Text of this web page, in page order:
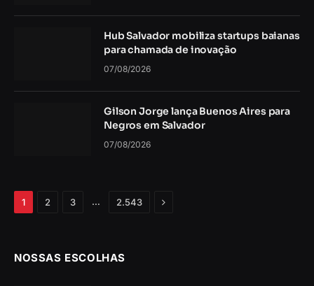
Hub Salvador mobiliza startups baianas
para chamada de inovação
07/08/2026
Gilson Jorge lança Buenos Aires para
Negros em Salvador
07/08/2026
1 2 3 … 2.543 Próximo
NOSSAS ESCOLHAS